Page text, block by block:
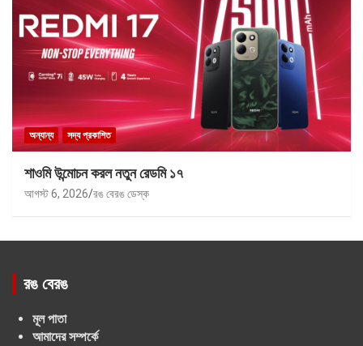
অন্যান্য সদ্য প্রকাশিত
শাওমি উন্মোচন করল নতুন রেডমি ১৭
আগস্ট 6, 2026 রঙ বেরঙ ডেস্ক
রঙ বেরঙ
মূল পাতা
আমাদের সম্পর্কে